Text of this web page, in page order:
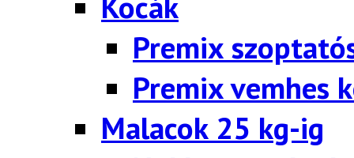
Premix
Premix vemhes
Malacok 25 kg-ig